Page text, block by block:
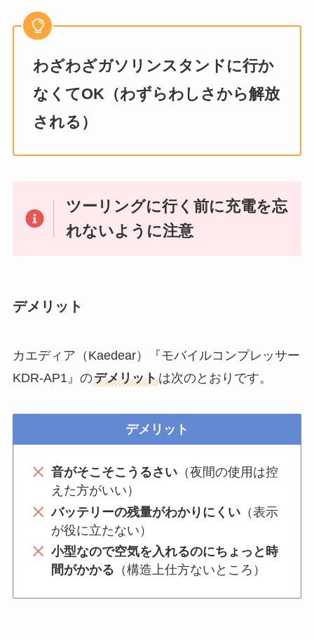
わざわざガソリンスタンドに行か
なくてOK（わずらわしさから解放
される）
ツーリングに行く前に充電を忘
れないように注意
デメリット
カエディア（Kaedear）『モバイルコンプレッサー
KDR-AP1』のデメリットは次のとおりです。
デメリット
音がそこそこうるさい（夜間の使用は控
えた方がいい）
バッテリーの残量がわかりにくい（表示
が役に立たない）
小型なので空気を入れるのにちょっと時
間がかかる （構造上仕方ないところ）